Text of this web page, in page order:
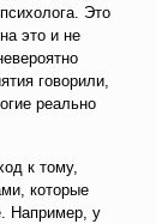
Это
это и не
говорили,
реально
к тому,
которые
Например, у